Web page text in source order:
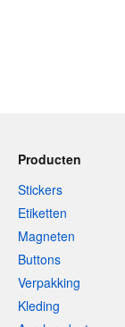
Producten
Stickers
Etiketten
Magneten
Buttons
Verpakking
Kleding